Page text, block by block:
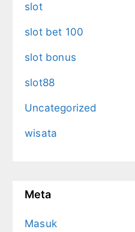
slot
slot bet 100
slot bonus
slot88
Uncategorized
wisata
Meta
Masuk